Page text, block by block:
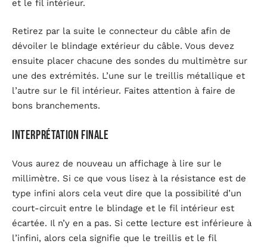
et le fil intérieur.
Retirez par la suite le connecteur du câble afin de
dévoiler le blindage extérieur du câble. Vous devez
ensuite placer chacune des sondes du multimètre sur
une des extrémités. L’une sur le treillis métallique et
l’autre sur le fil intérieur. Faites attention à faire de
bons branchements.
Interprétation finale
Vous aurez de nouveau un affichage à lire sur le
millimètre. Si ce que vous lisez à la résistance est de
type infini alors cela veut dire que la possibilité d’un
court-circuit entre le blindage et le fil intérieur est
écartée. Il n’y en a pas. Si cette lecture est inférieure à
l’infini, alors cela signifie que le treillis et le fil